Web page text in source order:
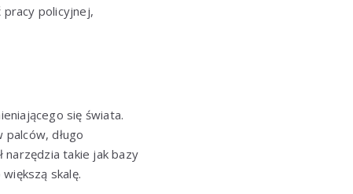
pracy policyjnej,
się świata.
długo
narzędzia takie jak bazy
skalę.